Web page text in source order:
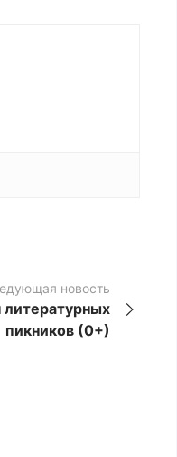
новость
литературных
пикников (0+)